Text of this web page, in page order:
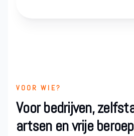
VOOR WIE?
Voor bedrijven,
artsen en vrije